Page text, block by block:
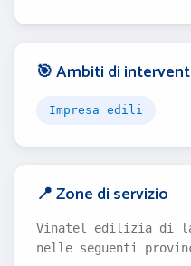
🎯 Ambiti di
Impresa edili
📍 Zone di servizio
Vinatel edilizia di la
nelle seguenti